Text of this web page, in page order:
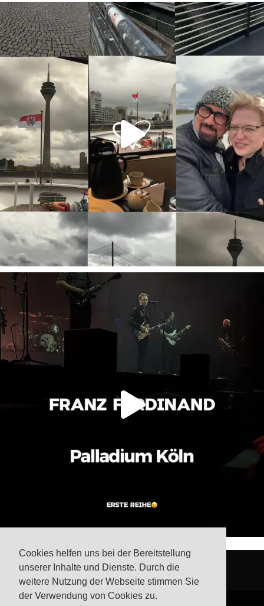
Cookies helfen uns bei der Bereitstellung
unserer Inhalte und Dienste. Durch die
weitere Nutzung der Webseite stimmen Sie
der Verwendung von Cookies zu.